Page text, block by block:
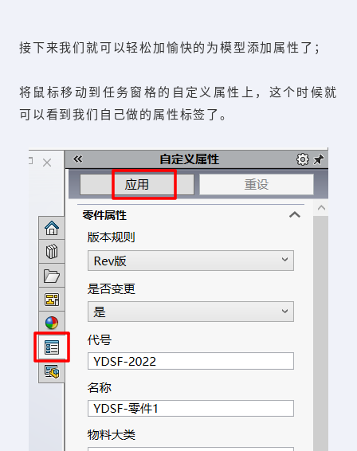
接下来我们就可以轻松加愉快的为模型添加属性了；
将鼠标移动到任务窗格的自定义属性上，这个时候就
可以看到我们自己做的属性标签了。